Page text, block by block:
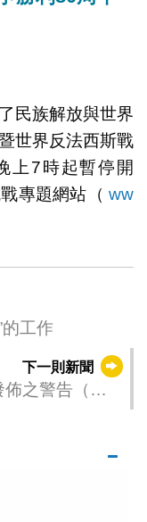
民族解放與世界
世界反法西斯戰
上7時起暫停開
專題網站（ww
工作
下一則新聞
之警告（更